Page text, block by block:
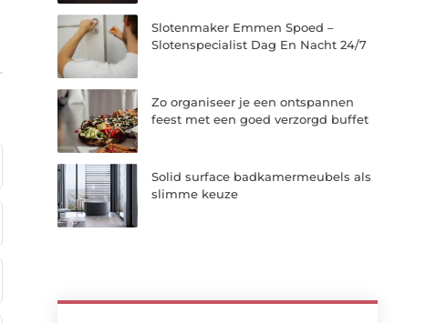
Slotenmaker Emmen Spoed –
Slotenspecialist Dag En Nacht 24/7
Zo organiseer je een ontspannen
feest met een goed verzorgd buffet
Solid surface badkamermeubels als
slimme keuze